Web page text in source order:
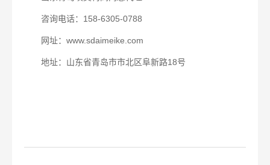
咨询电话：158-6305-0788
网址：www.sdaimeike.com
地址：山东省青岛市市北区阜新路18号